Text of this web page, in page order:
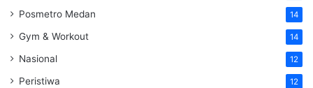
Posmetro Medan 14
Gym & Workout 14
Nasional 12
Peristiwa 12